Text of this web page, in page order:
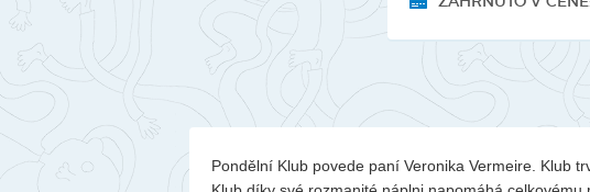
Pondělní Klub povede paní Veronika Vermeire. Klub